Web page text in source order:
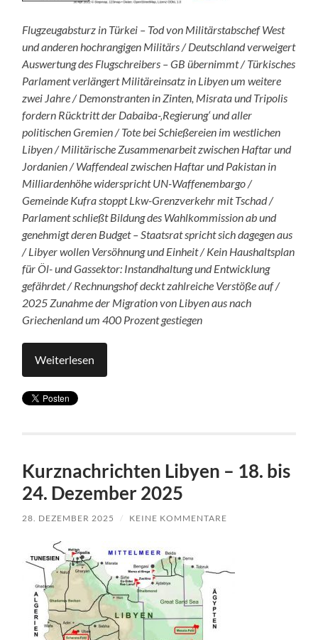
Flugzeugabsturz in Türkei – Tod von Militärstabschef West
und anderen hochrangigen Militärs / Deutschland verweigert
Auswertung des Flugschreibers – GB übernimmt / Türkisches
Parlament verlängert Militäreinsatz in Libyen um weitere
zwei Jahre / Demonstranten in Zinten, Misrata und Tripolis
fordern Rücktritt der Dabaiba-‚Regierung‘ und aller
politischen Gremien / Tote bei Schießereien im westlichen
Libyen / Militärische Zusammenarbeit zwischen Haftar und
Jordanien / Waffendeal zwischen Haftar und Pakistan in
Milliardenhöhe widerspricht UN-Waffenembargo /
Gemeinde Kufra stoppt Lkw-Grenzverkehr mit Tschad /
Parlament schließt Bildung des Wahlkommission ab und
genehmigt deren Budget – Staatsrat spricht sich dagegen aus
/ Libyer wollen Versöhnung und Einheit / Kein Haushaltsplan
für Öl- und Gassektor: Instandhaltung und Entwicklung
gefährdet / Rechnungshof deckt zahlreiche Verstöße auf /
2025 Zunahme der Migration von Libyen aus nach
Griechenland um 400 Prozent gestiegen
Weiterlesen
Kurznachrichten Libyen – 18. bis
24. Dezember 2025
28. DEZEMBER 2025 / KEINE KOMMENTARE